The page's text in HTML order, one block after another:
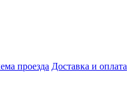
проезда Доставка и оплата